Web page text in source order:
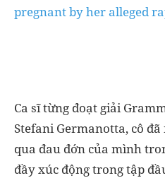
pregnant by her alleged
Ca sĩ từng đoạt giải
Stefani Germanotta, cô
qua đau đớn của mình
đầy xúc động trong tập